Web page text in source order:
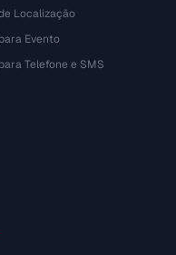
Localização
Evento
Telefone e SMS